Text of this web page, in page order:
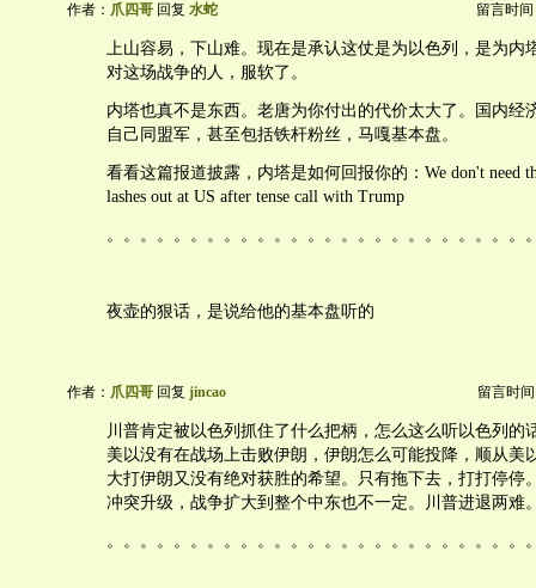
作者： 爪四哥 回复 水蛇 留言时间
上山容易，下山难。现在是承认这仗是为以色列，是为内
对这场战争的人，服软了。
内塔也真不是东西。老唐为你付出的代价太大了。国内经
自己同盟军，甚至包括铁杆粉丝，马嘎基本盘。
看看这篇报道披露，内塔是如何回报你的：We don't need
lashes out at US after tense call with Trump
。。。。。。。。。。。。。。。。。。。。。。。。。
夜壶的狠话，是说给他的基本盘听的
作者： 爪四哥 回复 jincao 留言时间
川普肯定被以色列抓住了什么把柄，怎么这么听以色列的
美以没有在战场上击败伊朗，伊朗怎么可能投降，顺从美
大打伊朗又没有绝对获胜的希望。只有拖下去，打打停停
冲突升级，战争扩大到整个中东也不一定。川普进退两难
。。。。。。。。。。。。。。。。。。。。。。。。。